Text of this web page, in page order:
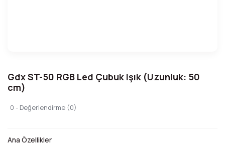
Gdx ST-50 RGB Led Çubuk Işık (Uzunluk: 50
cm)
0 - Değerlendirme (0)
Ana Özellikler